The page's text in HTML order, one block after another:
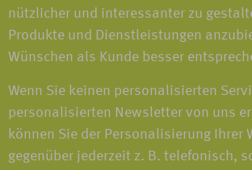
nützlicher und interessanter zu
Produkte und Dienstleistungen
Wünschen als Kunde besser
Wenn Sie keinen personalisierten
personalisierten Newsletter von uns
können Sie der Personalisierung Ihrer
gegenüber jederzeit z. B. telefonisch,